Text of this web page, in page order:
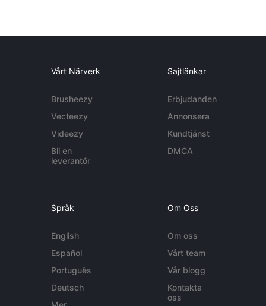
Vårt Närverk
Brusheezy
Vecteezy
Videezy
Bli en
leverantör
Sajtlänkar
Erbjudanden
Annonsera
Kundtjänst
DMCA
Språk
English
Español
Português
Deutsch
Om Oss
Om oss
Vårt team
Vår blogg
Kontakta
oss